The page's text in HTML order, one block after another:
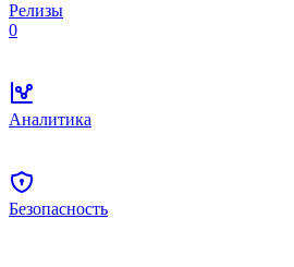
Релизы
0
Аналитика
Безопасность